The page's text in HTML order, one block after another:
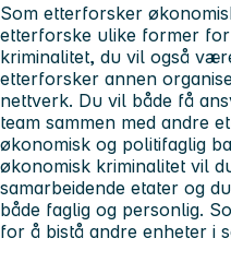
Som etterforsker
etterforske ulike former
kriminalitet, du vil også
etterforsker annen
nettverk. Du vil både få
team sammen med andre
økonomisk og politifaglig
økonomisk kriminalitet vil
samarbeidende etater og
både faglig og personlig.
for å bistå andre enheter i